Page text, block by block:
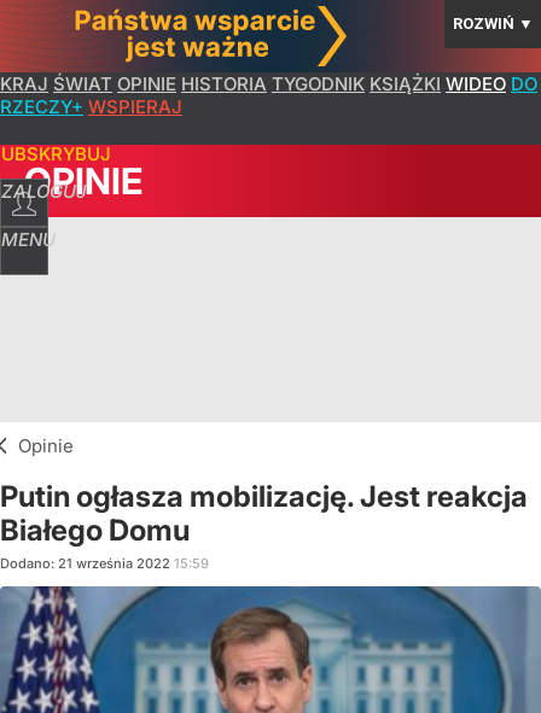
ROZWIŃ ▼
KRAJ ŚWIAT OPINIE HISTORIA TYGODNIK KSIĄŻKI WIDEO DO
RZECZY+ WSPIERAJ
ZALOGUJ
MENU
OPINIE
Opinie
Putin ogłasza mobilizację. Jest reakcja
Białego Domu
Dodano: 21 września 2022 15:59